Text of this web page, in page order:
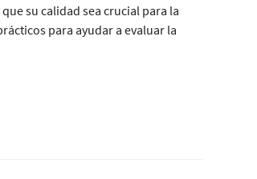
su calidad sea crucial para la
para ayudar a evaluar la